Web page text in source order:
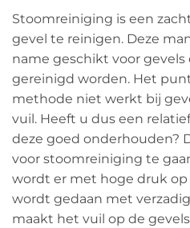
Stoomreiniging is een
gevel te reinigen. Deze
name geschikt voor
gereinigd worden. Het
methode niet werkt bij
vuil. Heeft u dus een
deze goed onderhouden?
voor stoomreiniging te
wordt er met hoge druk
wordt gedaan met
maakt het vuil op de